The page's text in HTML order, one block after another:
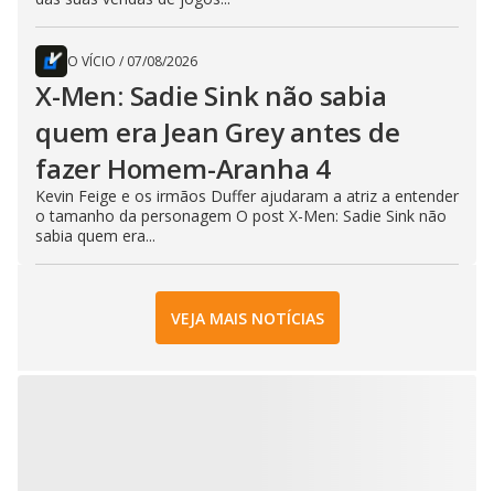
O VÍCIO / 07/08/2026
X-Men: Sadie Sink não sabia
quem era Jean Grey antes de
fazer Homem-Aranha 4
Kevin Feige e os irmãos Duffer ajudaram a atriz a entender
o tamanho da personagem O post X-Men: Sadie Sink não
sabia quem era...
VEJA MAIS NOTÍCIAS